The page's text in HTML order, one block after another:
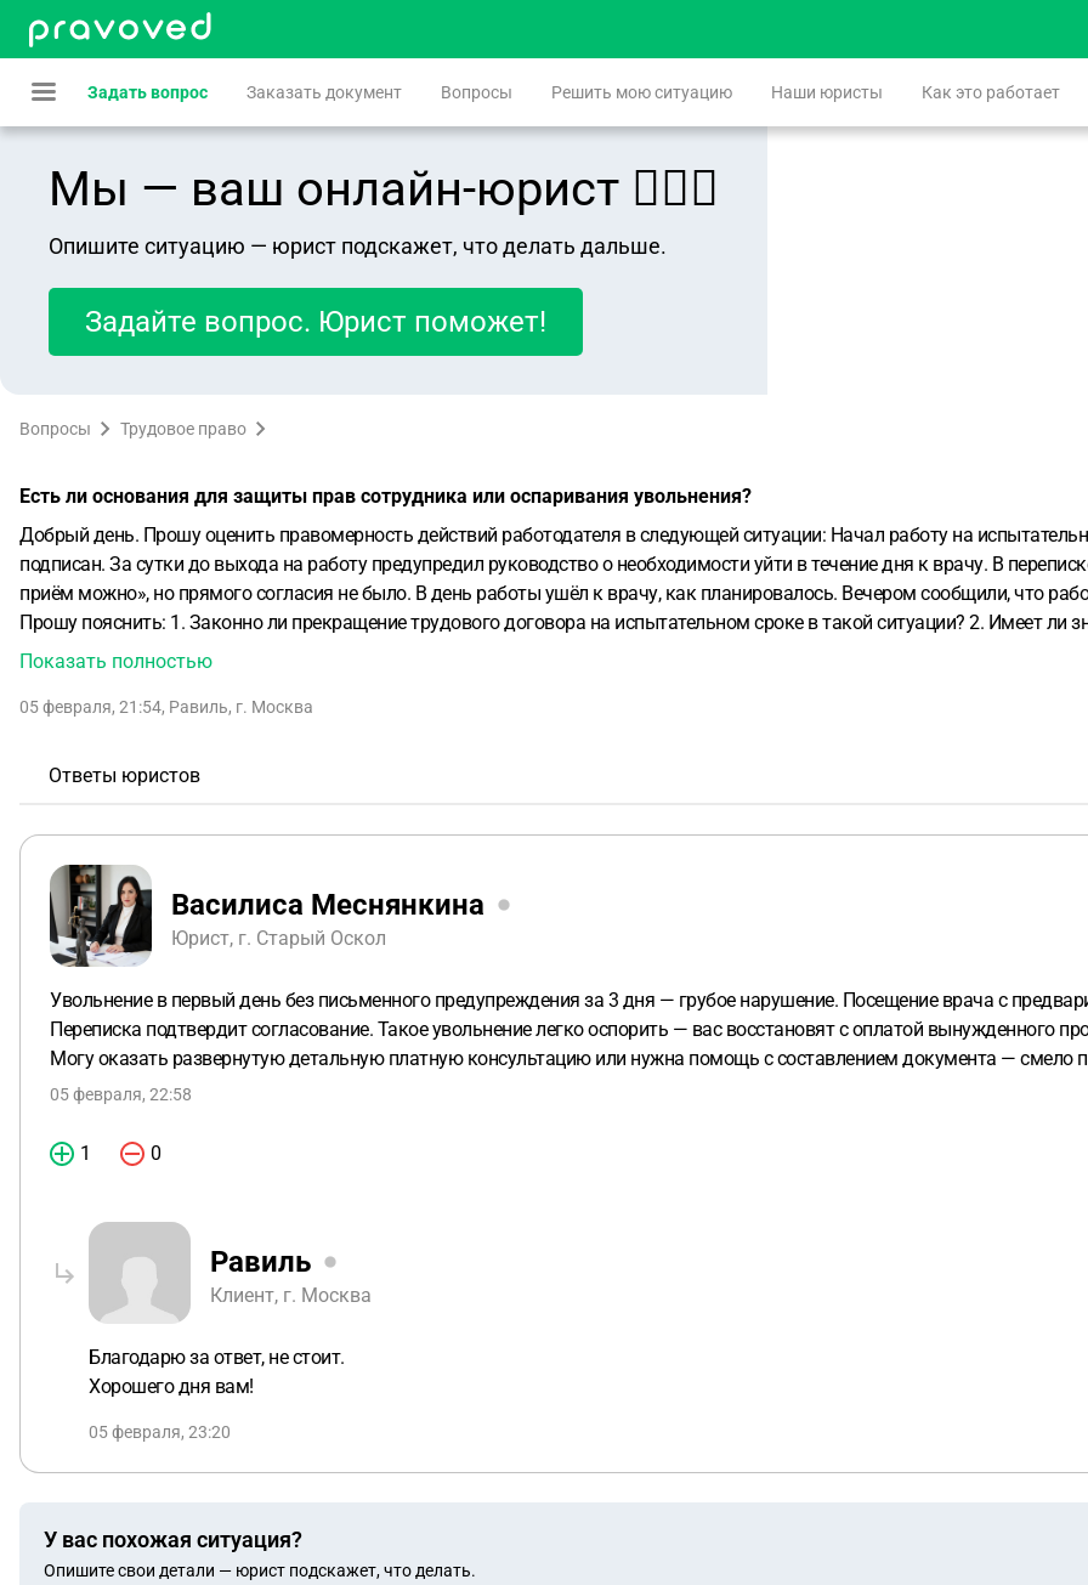
Задать вопрос Заказать документ Вопросы Решить мою ситуацию Наши юристы Как это работает
Мы — ваш онлайн-юрист 👨🏻‍⚖️
Опишите ситуацию — юрист подскажет, что делать дальше.
Задайте вопрос. Юрист поможет!
Вопросы Трудовое право
Есть ли основания для защиты прав сотрудника или оспаривания увольнения?
Добрый день. Прошу оценить правомерность действий работодателя в следующей ситуации: Начал работу на
подписан. За сутки до выхода на работу предупредил руководство о необходимости уйти в течение дня к врачу. В
приём можно», но прямого согласия не было. В день работы ушёл к врачу, как планировалось. Вечером сообщили, что
Прошу пояснить: 1. Законно ли прекращение трудового договора на испытательном сроке в такой ситуации? 2. Имеет ли
формулировки в переписке?
Показать полностью
05 февраля, 21:54, Равиль, г. Москва
Ответы юристов
Василиса Меснянкина
Юрист, г. Старый Оскол
Увольнение в первый день без письменного предупреждения за 3 дня — грубое нарушение. Посещение врача с
Переписка подтвердит согласование. Такое увольнение легко оспорить — вас восстановят с оплатой вынужденного
Могу оказать развернутую детальную платную консультацию или нужна помощь с составлением документа — смело
05 февраля, 22:58
1 0
Равиль
Клиент, г. Москва
Благодарю за ответ, не стоит.
Хорошего дня вам!
05 февраля, 23:20
У вас похожая ситуация?
Опишите свои детали — юрист подскажет, что делать.